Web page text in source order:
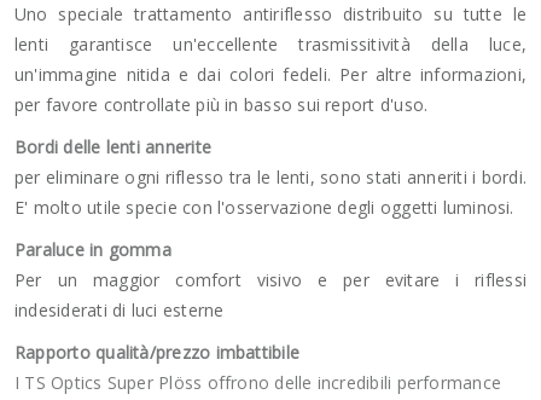
Uno speciale trattamento antiriflesso distribuito su tutte le
lenti garantisce un'eccellente trasmissitività della luce,
un'immagine nitida e dai colori fedeli. Per altre informazioni,
per favore controllate più in basso sui report d'uso.
Bordi delle lenti annerite
per eliminare ogni riflesso tra le lenti, sono stati anneriti i bordi.
E' molto utile specie con l'osservazione degli oggetti luminosi.
Paraluce in gomma
Per un maggior comfort visivo e per evitare i riflessi
indesiderati di luci esterne
Rapporto qualità/prezzo imbattibile
I TS Optics Super Plöss offrono delle incredibili performance